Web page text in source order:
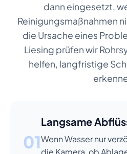
dann eingesetzt,
Reinigungsmaßnahmen
die Ursache eines
Liesing prüfen wir
helfen, langfristige
01
Langsame
Wenn Wasser nur
die Kamera, ob